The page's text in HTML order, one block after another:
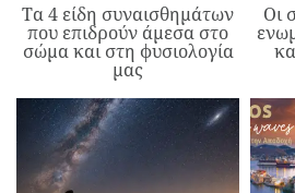
Τα 4 είδη συναισθημάτων
που επιδρούν άμεσα στο
σώμα και στη φυσιολογία
μας
Οι